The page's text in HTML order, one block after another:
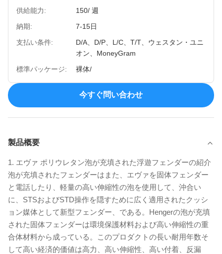
供給能力:
150/ 週
納期:
7-15日
支払い条件:
D/A、D/P、L/C、T/T、ウェスタン・ユニ
オン、MoneyGram
標準パッケージ:
裸体/
今すぐ問い合わせ
製品概要
1. エヴァ ポリウレタン泡が充填された浮遊フェンダーの紹介
泡が充填されたフェンダーはまた、エヴァを固体フェンダー
と電話したり、軽量の高い伸縮性の泡を使用して、沖合い
に、STSおよびSTD操作を隠すために広く適用されたクッシ
ョン媒体として新型フェンダー、である。Hengerの泡が充填
された固体フェンダーは環境保護材料および高い伸縮性の重
合体材料から成っている。このプロダクトの長い耐用年数そ
して高い経済的価値は高力、高い伸縮性、高い付着、反漏